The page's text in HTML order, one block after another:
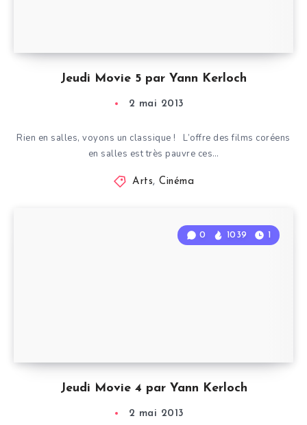
Jeudi Movie 5 par Yann Kerloch
2 mai 2013
Rien en salles, voyons un classique ! L’offre des films coréens
en salles est très pauvre ces…
Arts,Cinéma
Jeudi Movie 4 par Yann Kerloch
0 1039 1
2 mai 2013